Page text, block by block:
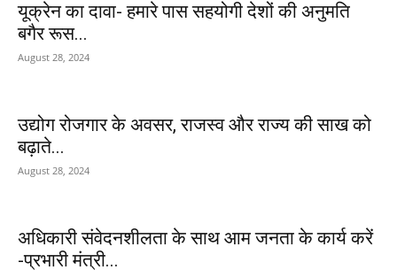
यूक्रेन का दावा- हमारे पास सहयोगी देशों की अनुमति
बगैर रूस...
August 28, 2024
उद्योग रोजगार के अवसर, राजस्व और राज्य की साख को
बढ़ाते...
August 28, 2024
अधिकारी संवेदनशीलता के साथ आम जनता के कार्य करें
-प्रभारी मंत्री...